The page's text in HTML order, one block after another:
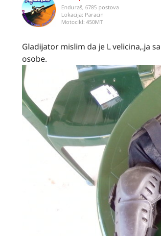
Enduraš, 6785 postova
Lokacija: Paracin
Motocikl: 450MT
Gladijator mislim da je L velicina,.ja
osobe.